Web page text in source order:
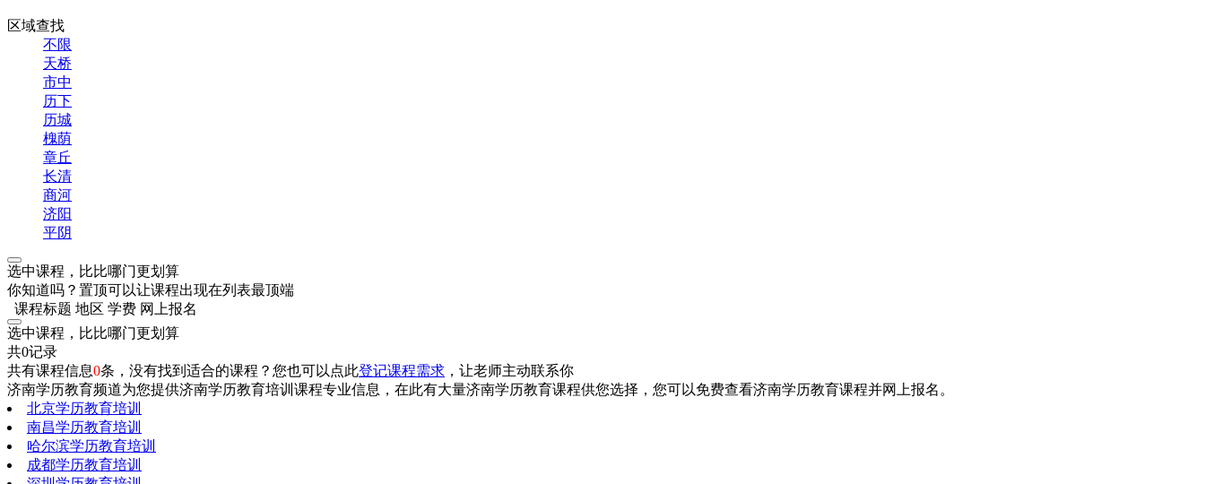
区域查找
不限
天桥
市中
历下
历城
槐荫
章丘
长清
商河
济阳
平阴
选中课程，比比哪门更划算
你知道吗？置顶可以让课程出现在列表最顶端
课程标题 地区 学费 网上报名
选中课程，比比哪门更划算
共0记录
共有课程信息0条，没有找到适合的课程？您也可以点此登记课程需求 ，让老师主动联系你
济南学历教育频道为您提供济南学历教育培训课程专业信息，在此有大量济南学历教育课程供您选择，您可以免费查看济南学历教育课程并网上报名。
北京学历教育培训
南昌学历教育培训
哈尔滨学历教育培训
成都学历教育培训